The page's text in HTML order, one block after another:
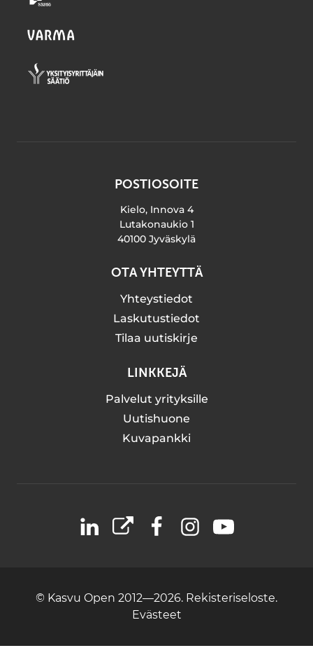
POSTIOSOITE
Kielo, Innova 4
Lutakonaukio 1
40100 Jyväskylä
OTA YHTEYTTÄ
Yhteystiedot
Laskutustiedot
Tilaa uutiskirje
LINKKEJÄ
Palvelut yrityksille
Uutishuone
Kuvapankki
LinkedIn
X FacebookInstagramYouTube
© Kasvu Open 2012—2026. Rekisteriseloste.
Evästeet